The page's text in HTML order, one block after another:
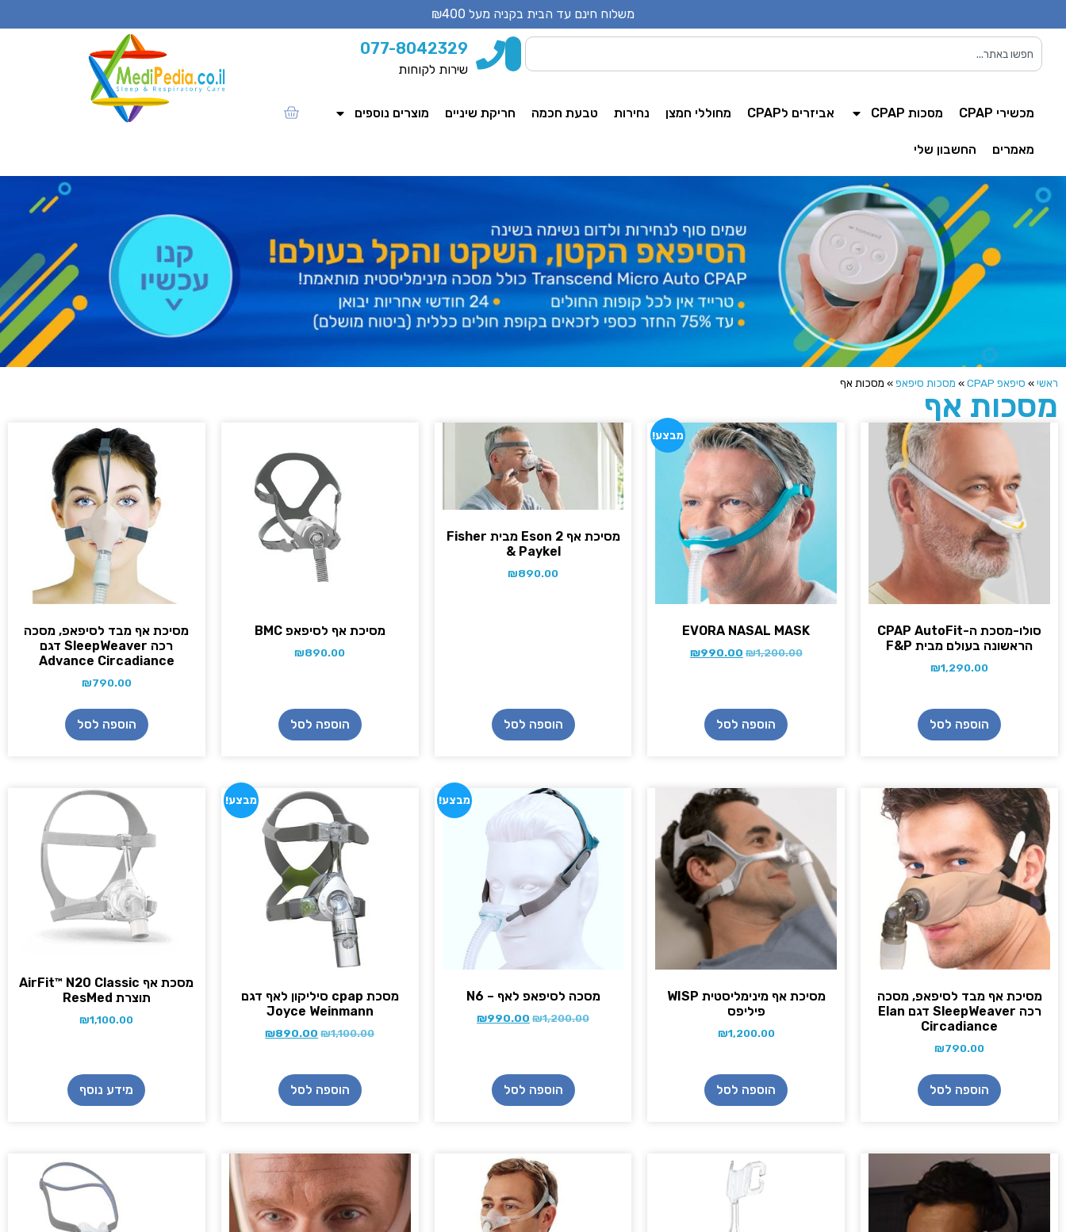
משלוח חינם עד הבית בקניה מעל ₪400
077-8042329
שירות לקוחות
מכשירי CPAP מסכות CPAP אביזרים לCPAP מחוללי חמצן נחירות טבעת חכמה חריקת שיניים מוצרים נוספים
מאמרים החשבון שלי
ראשי» סיפאפ CPAP » מסכות סיפאפ» מסכות אף
מסכות אף
סולו-מסכת ה-CPAP AutoFit
הראשונה בעולם מבית F&P
₪1,290.00
הוספה לסל
מבצע!
EVORA NASAL MASK
₪1,200.00
₪990.00
הוספה לסל
מסיכת אף Eson 2 מבית Fisher
& Paykel
₪890.00
הוספה לסל
מסיכת אף לסיפאפ BMC
₪890.00
הוספה לסל
מסיכת אף מבד לסיפאפ, מסכה
רכה SleepWeaver דגם
Advance Circadiance
₪790.00
הוספה לסל
מסיכת אף מבד לסיפאפ, מסכה
רכה SleepWeaver דגם Elan
Circadiance
₪790.00
הוספה לסל
מסיכת אף מינימליסטית WISP
פיליפס
₪1,200.00
הוספה לסל
מבצע!
מסכה לסיפאפ לאף – N6
₪1,200.00
₪990.00
הוספה לסל
מבצע!
מסכת cpap סיליקון לאף דגם
Joyce Weinmann
₪1,100.00
₪890.00
הוספה לסל
מסכת אף AirFit™ N20 Classic
תוצרת ResMed
₪1,100.00
מידע נוסף